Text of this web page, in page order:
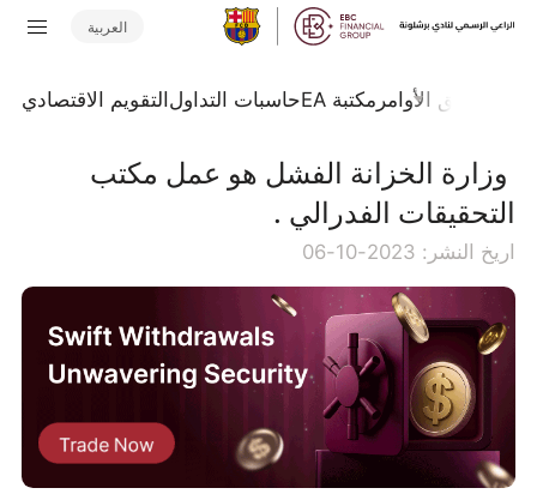
العربية
تدفق الأوامر مكتبة EA حاسبات التداولالتقويم الاقتصادي
​ وزارة الخزانة الفشل هو عمل مكتب
التحقيقات الفدرالي .
اريخ النشر: 2023-10-06